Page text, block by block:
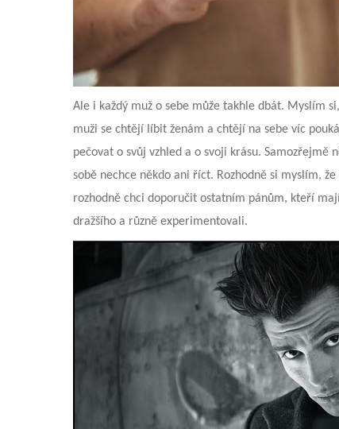
Ale i každý muž o sebe může takhle dbát. Myslím
muži se chtějí líbit ženám a chtějí na sebe víc
pečovat o svůj vzhled a o svoji krásu. Samozřejmě
sobě nechce někdo ani říct. Rozhodně si myslím,
rozhodně chci doporučit ostatním pánům, kteří
dražšího a různě experimentovali.